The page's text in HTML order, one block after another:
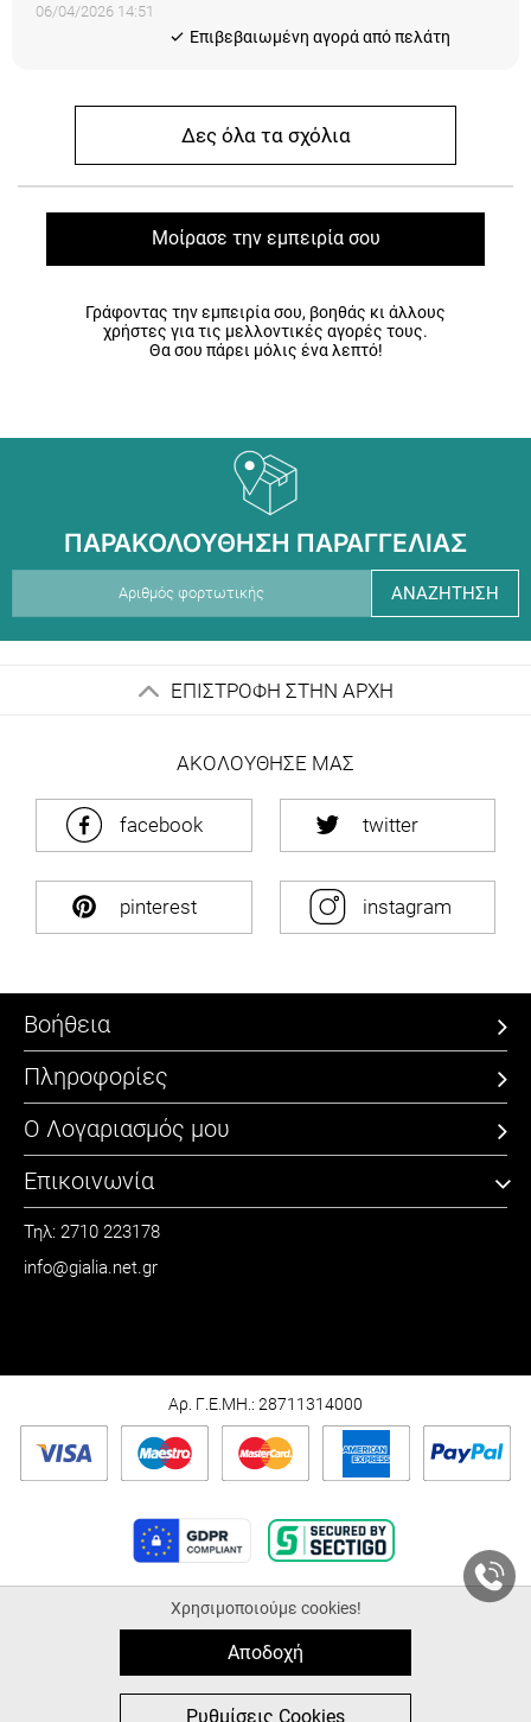
06/04/2026 14:51
Eπιβεβαιωμένη αγορά από πελάτη
Δες όλα τα σχόλια
Μοίρασε την εμπειρία σου
Γράφοντας την εμπειρία σου, βοηθάς κι άλλους
χρήστες για τις μελλοντικές αγορές τους.
Θα σου πάρει μόλις ένα λεπτό!
ΠΑΡΑΚΟΛΟΥΘΗΣΗ ΠΑΡΑΓΓΕΛΙΑΣ
ΑΝΑΖΗΤΗΣΗ
ΕΠΙΣΤΡΟΦΗ ΣΤΗΝ ΑΡΧΗ
ΑΚΟΛΟΥΘΗΣΕ ΜΑΣ
facebook twitter
pinterest instagram
Βοήθεια
Πληροφορίες
Ο Λογαριασμός μου
Επικοινωνία
Τηλ: 2710 223178
info@gialia.net.gr
Αρ. Γ.Ε.ΜΗ.: 28711314000
ALL-IN-ONE eCommerce Business Development by
Plushost.gr
0
Χρησιμοποιούμε cookies!
Αποδοχή
Ρυθμίσεις Cookies